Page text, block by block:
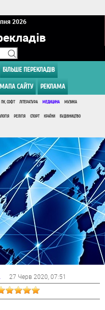
2026
БІЛЬШЕ ПЕРЕКЛАДІВ
МАПА САЙТУ РЕКЛАМА
ПК, СОФТ ЛІТЕРАТУРА МЕДИЦИНА МУЗИКА
РЕЛІГІЯ СПОРТ КРАЇНИ БУДІВНИЦТВО
27 Черв 2020 , 07:51